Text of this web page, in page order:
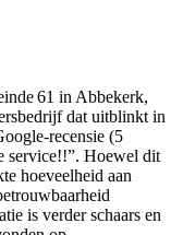
61 in Abbekerk,
dat uitblinkt in
recensie (5
service!!”. Hoewel dit
hoeveelheid aan
is verder schaars en